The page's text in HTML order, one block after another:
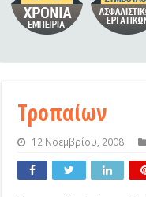
Τροπαίων
12 Νοεμβρίου, 2008